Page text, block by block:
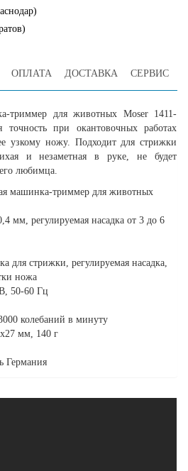
ОПЛАТА ДОСТАВКА СЕРВИС
триммер для животных Moser 1411-
при окантовочных работах
узкому ножу. Подходит для стрижки
и незаметная в руке, не будет
любимца.
машинка-триммер для животных
мм, регулируемая насадка от 3 до 6
для стрижки, регулируемая насадка,
ножа
50-60 Гц
колебаний в минуту
мм, 140 г
Германия